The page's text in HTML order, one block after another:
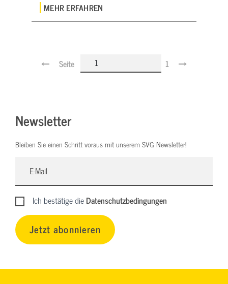
MEHR ERFAHREN
Seite 1
Newsletter
Bleiben Sie einen Schritt voraus mit unserem SVG Newsletter!
Ich bestätige dieDatenschutzbedingungen
Jetzt abonnieren